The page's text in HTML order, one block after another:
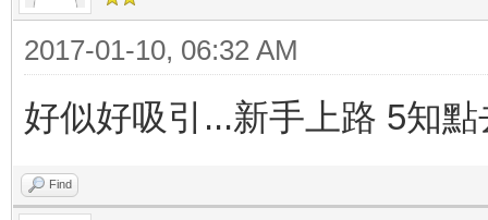
2017-01-10, 06:32 AM
好似好吸引...新手上路 5知
Find